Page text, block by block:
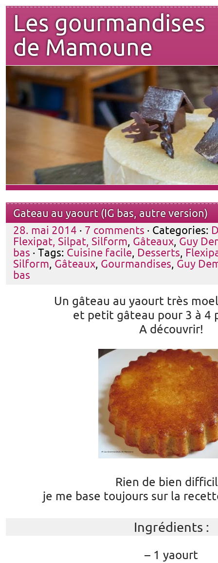
Les gourmandises
de Mamoune
Gateau au yaourt (IG bas, autre version)
28. mai 2014 · 7 comments · Categories:
Flexipat, Silpat, Silform, Gâteaux, Guy
bas · Tags: Cuisine facile, Desserts,
Silform, Gâteaux, Gourmandises, Guy
bas
Un gâteau au yaourt très
et petit gâteau pour 3 à 4
A découvrir!
Rien de bien
je me base toujours sur la
Ingrédients :
– 1 yaourt